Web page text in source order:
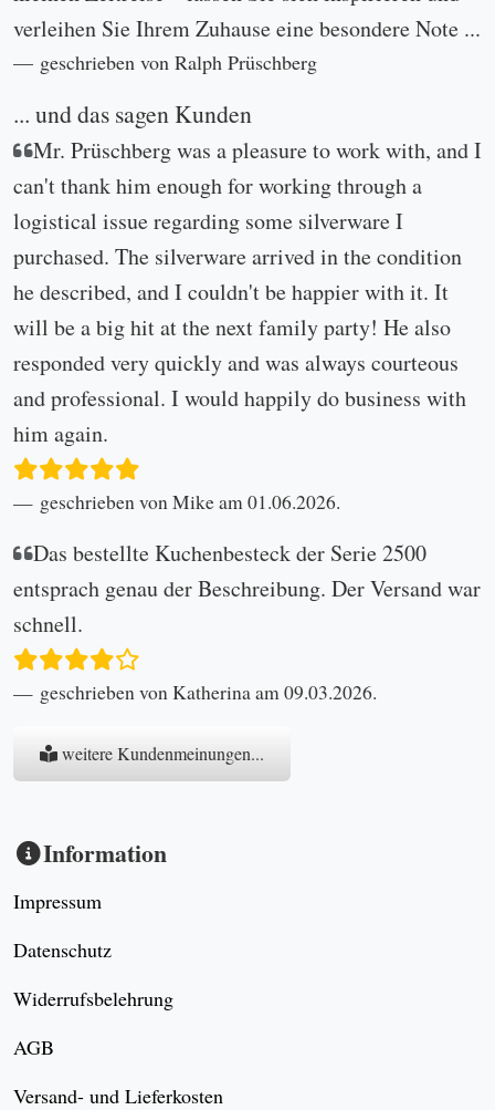
verleihen Sie Ihrem Zuhause eine besondere Note ...
geschrieben von Ralph Prüschberg
... und das sagen Kunden
Mr. Prüschberg was a pleasure to work with, and I
can't thank him enough for working through a
logistical issue regarding some silverware I
purchased. The silverware arrived in the condition
he described, and I couldn't be happier with it. It
will be a big hit at the next family party! He also
responded very quickly and was always courteous
and professional. I would happily do business with
him again.
geschrieben von Mike am 01.06.2026.
Das bestellte Kuchenbesteck der Serie 2500
entsprach genau der Beschreibung. Der Versand war
schnell.
geschrieben von Katherina am 09.03.2026.
weitere Kundenmeinungen...
Information
Impressum
Datenschutz
Widerrufsbelehrung
AGB
Versand- und Lieferkosten